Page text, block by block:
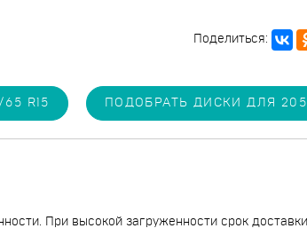
Поделиться:
R15 ПОДОБРАТЬ ДИСКИ ДЛЯ
При высокой загруженности срок